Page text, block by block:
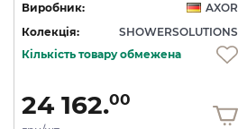
Виробник:
AXOR
Колекція:
SHOWERSOLUTIONS
Кількість товару обмежена
24 162.00